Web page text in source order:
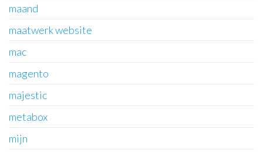
maand
maatwerk website
mac
magento
majestic
metabox
mijn